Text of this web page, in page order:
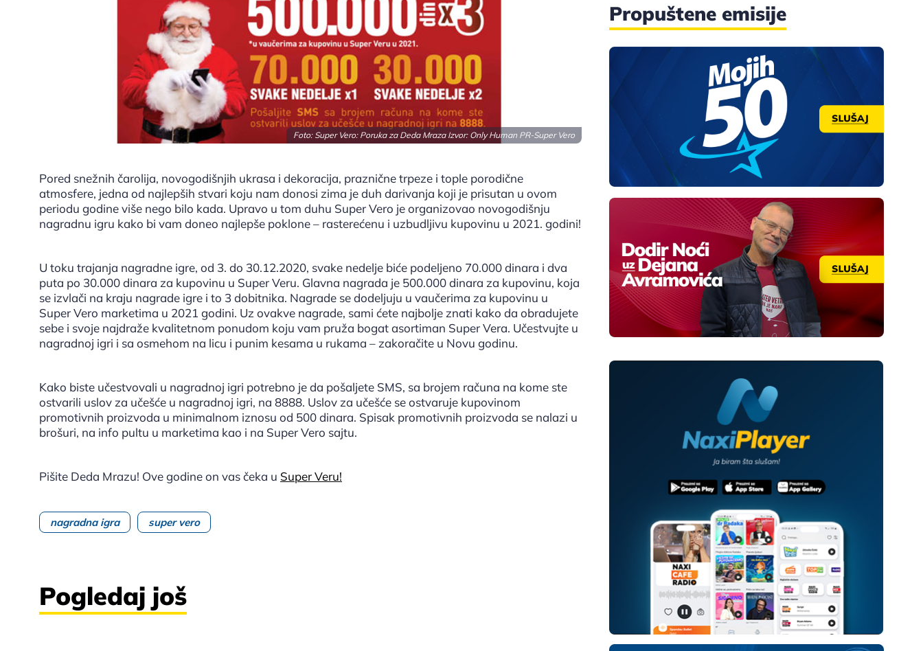
Foto: Super Vero: Poruka za Deda Mraza Izvor: Only Human PR-Super Vero
Pored snežnih čarolija, novogodišnjih ukrasa i dekoracija, praznične trpeze i tople porodične
atmosfere, jedna od najlepših stvari koju nam donosi zima je duh darivanja koji je prisutan u ovom
periodu godine više nego bilo kada. Upravo u tom duhu Super Vero je organizovao novogodišnju
nagradnu igru kako bi vam doneo najlepše poklone – rasterećenu i uzbudljivu kupovinu u 2021. godini!
U toku trajanja nagradne igre, od 3. do 30.12.2020, svake nedelje biće podeljeno 70.000 dinara i dva
puta po 30.000 dinara za kupovinu u Super Veru. Glavna nagrada je 500.000 dinara za kupovinu, koja
se izvlači na kraju nagrade igre i to 3 dobitnika. Nagrade se dodeljuju u vaučerima za kupovinu u
Super Vero marketima u 2021 godini. Uz ovakve nagrade, sami ćete najbolje znati kako da obradujete
sebe i svoje najdraže kvalitetnom ponudom koju vam pruža bogat asortiman Super Vera. Učestvujte u
nagradnoj igri i sa osmehom na licu i punim kesama u rukama – zakoračite u Novu godinu.
Kako biste učestvovali u nagradnoj igri potrebno je da pošaljete SMS, sa brojem računa na kome ste
ostvarili uslov za učešće u nagradnoj igri, na 8888. Uslov za učešće se ostvaruje kupovinom
promotivnih proizvoda u minimalnom iznosu od 500 dinara. Spisak promotivnih proizvoda se nalazi u
brošuri, na info pultu u marketima kao i na Super Vero sajtu.
Pišite Deda Mrazu! Ove godine on vas čeka u Super Veru!
nagradna igra super vero
Pogledaj još
Propuštene emisije